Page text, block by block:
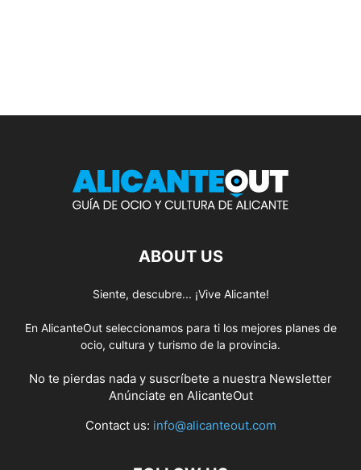
ABOUT US
Siente, descubre... ¡Vive Alicante!
En AlicanteOut seleccionamos para ti los mejores planes de
ocio, cultura y turismo de la provincia.
No te pierdas nada y suscríbete a nuestra Newsletter
Anúnciate en AlicanteOut
Contact us: info@alicanteout.com